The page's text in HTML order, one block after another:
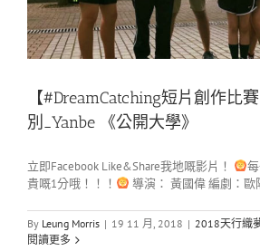
【#DreamCatching短片創作比
別_Yanbe 《公開大學》
立即Facebook Like&Share我地嘅影片！
貴嘅1分哦！！！
導演： 黃國偉 編劇：
By Leung Morris | 19 11 月, 2018 | 2018天行織
閱讀更多